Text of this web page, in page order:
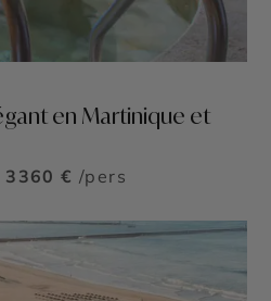
en Martinique et
3360 € /pers